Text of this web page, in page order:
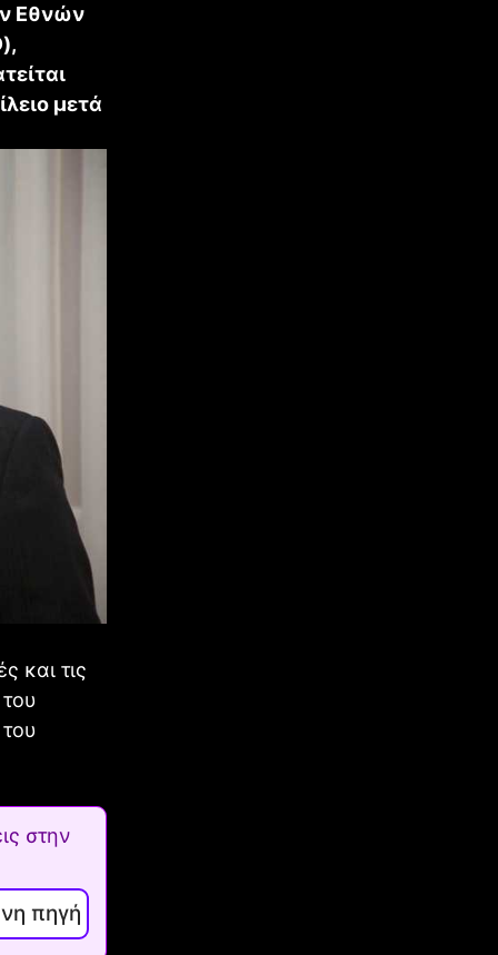
Εθνών
μετά
και τις
στην
πηγή